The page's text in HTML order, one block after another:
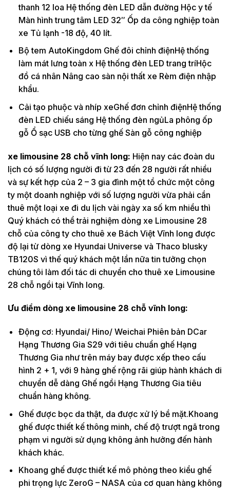
thanh 12 loa Hệ thống đèn LED dẫn đường Hộc y tế
Màn hình trung tâm LED 32″ Ốp da công nghiệp toàn
xe Tủ lạnh -18 độ, 40 lít.
Bộ tem AutoKingdom Ghế đôi chỉnh điệnHệ thống
làm mát lưng toàn x Hệ thống đèn LED trang tríHộc
đồ cá nhân Nâng cao sàn nội thất xe Rèm điện nhập
khẩu.
Cải tạo phuộc và nhíp xeGhế đơn chỉnh điệnHệ thống
đèn LED chiếu sáng Hệ thống đèn ngủLa phông ốp
gỗ Ổ sạc USB cho từng ghế Sàn gỗ công nghiệp
xe limousine 28 chỗ vĩnh long: Hiện nay các đoàn du
lịch có số lượng người đi từ 23 đến 28 người rất nhiều
và sự kết hợp của 2 – 3 gia đình một tổ chức một công
ty một doanh nghiệp với số lượng người vừa phải cần
thuê một loại xe đi du lịch vài ngày xa số km nhiều thì
Quý khách có thể trải nghiệm dòng xe Limousine 28
chỗ của công ty cho thuê xe Bách Việt Vĩnh long được
độ lại từ dòng xe Hyundai Universe và Thaco blusky
TB120S vì thế quý khách một lần nữa tin tưởng chọn
chúng tôi làm đối tác di chuyển cho thuê xe Limousine
28 chỗ ngồi tại Vĩnh long.
Ưu điểm dòng xe limousine 28 chỗ vĩnh long:
Động cơ: Hyundai/ Hino/ Weichai Phiên bản DCar
Hạng Thương Gia S29 với tiêu chuẩn ghế Hạng
Thương Gia như trên máy bay được xếp theo cấu
hình 2 + 1, với 9 hàng ghế rộng rãi giúp hành khách di
chuyển dễ dàng Ghế ngồi Hạng Thương Gia tiêu
chuẩn hàng không.
Ghế được bọc da thật, da được xử lý bề mặt.Khoang
ghế được thiết kế thông minh, chế độ trượt ngã trong
phạm vi người sử dụng không ảnh hưởng đến hành
khách khác.
Khoang ghế được thiết kế mô phỏng theo kiểu ghế
phi trọng lực ZeroG – NASA của cơ quan hàng không